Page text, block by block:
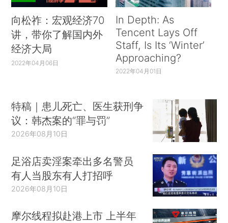
向松祚：宏观经济70
讲，带你了解国内外
经济大局
2022年04月06日
In Depth: As
Tencent Lays Off
Staff, Is Its ‘Winter’
Approaching?
2022年04月01日
特稿｜患儿死亡、医生获刑争
议：韩杰案的“罪与罚”
2026年08月10日
足浴店卖淫案牵出多名警员
有人当股东有人打招呼
2026年08月10日
摩尔线程拟赴港上市 上半年